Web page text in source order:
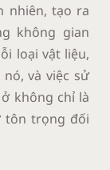
nhiên, tạo ra
không gian
loại vật liệu,
và việc sử
không chỉ là
tôn trọng đối